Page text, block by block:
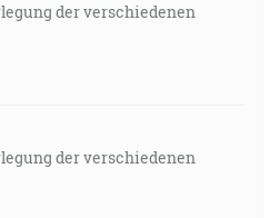
der verschiedenen
der verschiedenen